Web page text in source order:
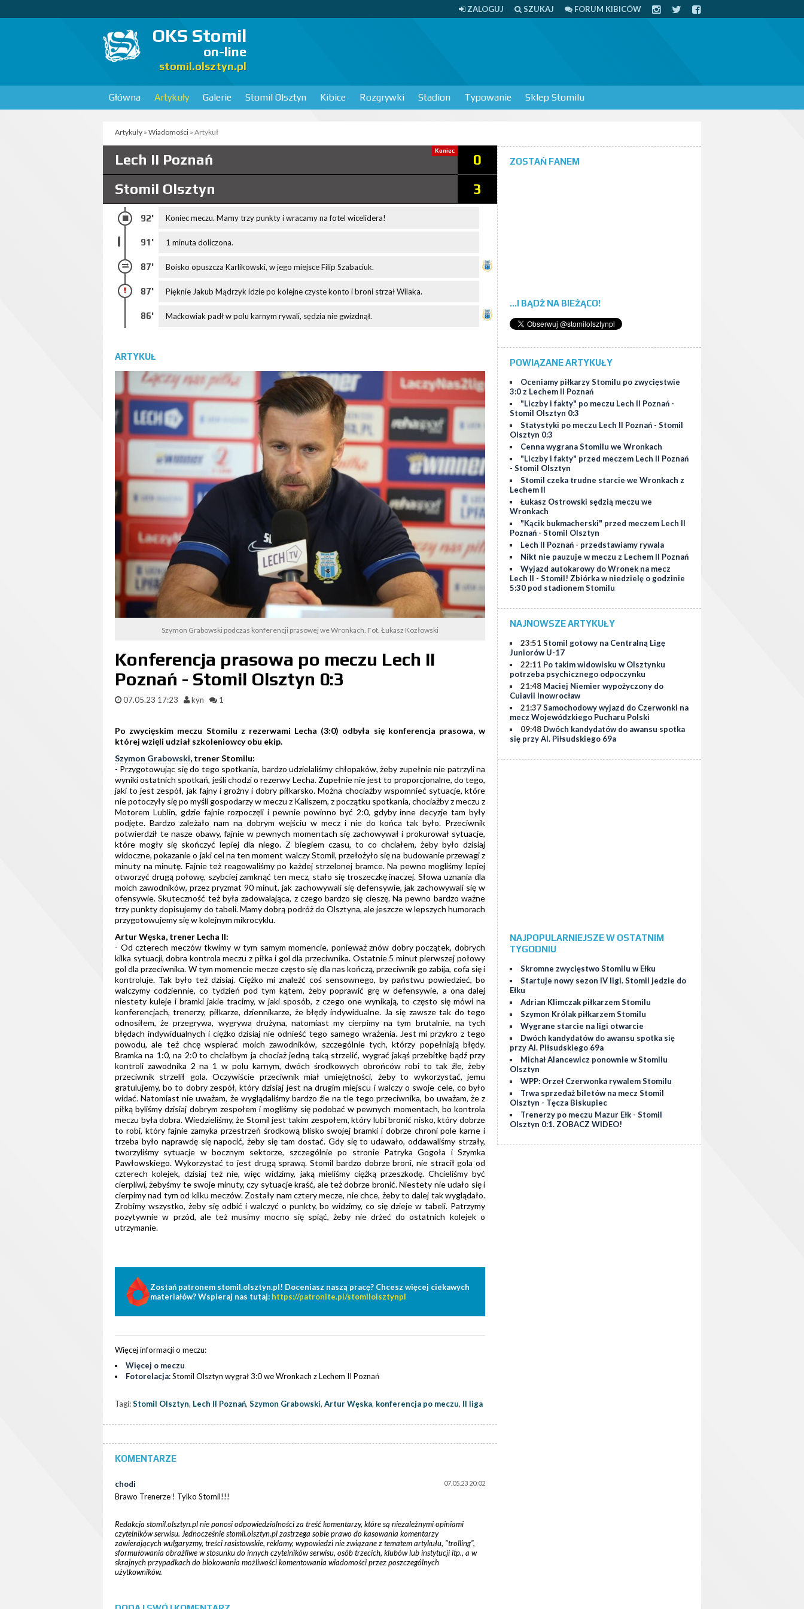
ZALOGUJ SZUKAJ FORUM KIBICÓW
OKS Stomil
on-line
stomil.olsztyn.pl
Główna Artykuły Galerie Stomil Olsztyn Kibice Rozgrywki Stadion Typowanie Sklep Stomilu
Artykuły » Wiadomości » Artykuł
Koniec
Lech II Poznań
0
Stomil Olsztyn
3
92' Koniec meczu. Mamy trzy punkty i wracamy na fotel wicelidera!
91' 1 minuta doliczona.
87' Boisko opuszcza Karlikowski, w jego miejsce Filip Szabaciuk.
87' Pięknie Jakub Mądrzyk idzie po kolejne czyste konto i broni strzał Wilaka.
86' Maćkowiak padł w polu karnym rywali, sędzia nie gwizdnął.
ARTYKUŁ
Szymon Grabowski podczas konferencji prasowej we Wronkach. Fot. Łukasz Kozłowski
Konferencja prasowa po meczu Lech II
Poznań - Stomil Olsztyn 0:3
07.05.23 17:23 kyn 1
Po zwycięskim meczu Stomilu z rezerwami Lecha (3:0) odbyła się konferencja prasowa, w
której wzięli udział szkoleniowcy obu ekip.
Szymon Grabowski, trener Stomilu:
- Przygotowując się do tego spotkania, bardzo udzielaliśmy chłopaków, żeby zupełnie nie patrzyli na
wyniki ostatnich spotkań, jeśli chodzi o rezerwy Lecha. Zupełnie nie jest to proporcjonalne, do tego,
jaki to jest zespół, jak fajny i groźny i dobry piłkarsko. Można chociażby wspomnieć sytuacje, które
nie potoczyły się po myśli gospodarzy w meczu z Kaliszem, z początku spotkania, chociażby z meczu z
Motorem Lublin, gdzie fajnie rozpoczęli i pewnie powinno być 2:0, gdyby inne decyzje tam były
podjęte. Bardzo zależało nam na dobrym wejściu w mecz i nie do końca tak było. Przeciwnik
potwierdził te nasze obawy, fajnie w pewnych momentach się zachowywał i prokurował sytuacje,
które mogły się skończyć lepiej dla niego. Z biegiem czasu, to co chciałem, żeby było dzisiaj
widoczne, pokazanie o jaki cel na ten moment walczy Stomil, przełożyło się na budowanie przewagi z
minuty na minutę. Fajnie też reagowaliśmy po każdej strzelonej bramce. Na pewno mogliśmy lepiej
otworzyć drugą połowę, szybciej zamknąć ten mecz, stało się troszeczkę inaczej. Słowa uznania dla
moich zawodników, przez pryzmat 90 minut, jak zachowywali się defensywie, jak zachowywali się w
ofensywie. Skuteczność też była zadowalająca, z czego bardzo się cieszę. Na pewno bardzo ważne
trzy punkty dopisujemy do tabeli. Mamy dobrą podróż do Olsztyna, ale jeszcze w lepszych humorach
przygotowujemy się w kolejnym mikrocyklu.
Artur Węska, trener Lecha II:
- Od czterech meczów tkwimy w tym samym momencie, ponieważ znów dobry początek, dobrych
kilka sytuacji, dobra kontrola meczu z piłka i gol dla przeciwnika. Ostatnie 5 minut pierwszej połowy
gol dla przeciwnika. W tym momencie mecze często się dla nas kończą, przeciwnik go zabija, cofa się i
kontroluje. Tak było też dzisiaj. Ciężko mi znaleźć coś sensownego, by państwu powiedzieć, bo
walczymy codziennie, co tydzień pod tym kątem, żeby poprawić grę w defensywie, a ona dalej
niestety kuleje i bramki jakie tracimy, w jaki sposób, z czego one wynikają, to często się mówi na
konferencjach, trenerzy, piłkarze, dziennikarze, że błędy indywidualne. Ja się zawsze tak do tego
odnosiłem, że przegrywa, wygrywa drużyna, natomiast my cierpimy na tym brutalnie, na tych
błędach indywidualnych i ciężko dzisiaj nie odnieść tego samego wrażenia. Jest mi przykro z tego
powodu, ale też chcę wspierać moich zawodników, szczególnie tych, którzy popełniają błędy.
Bramka na 1:0, na 2:0 to chciałbym ja chociaż jedną taką strzelić, wygrać jakąś przebitkę bądź przy
kontroli zawodnika 2 na 1 w polu karnym, dwóch środkowych obrońców robi to tak źle, żeby
przeciwnik strzelił gola. Oczywiście przeciwnik miał umiejętności, żeby to wykorzystać, jemu
gratulujemy, bo to dobry zespół, który dzisiaj jest na drugim miejscu i walczy o swoje cele, co było
widać. Natomiast nie uważam, że wyglądaliśmy bardzo źle na tle tego przeciwnika, bo uważam, że z
piłką byliśmy dzisiaj dobrym zespołem i mogliśmy się podobać w pewnych momentach, bo kontrola
meczu była dobra. Wiedzieliśmy, że Stomil jest takim zespołem, który lubi bronić nisko, który dobrze
to robi, który fajnie zamyka przestrzeń środkową blisko swojej bramki i dobrze chroni pole karne i
trzeba było naprawdę się napocić, żeby się tam dostać. Gdy się to udawało, oddawaliśmy strzały,
tworzyliśmy sytuacje w bocznym sektorze, szczególnie po stronie Patryka Gogoła i Szymka
Pawłowskiego. Wykorzystać to jest drugą sprawą. Stomil bardzo dobrze broni, nie stracił gola od
czterech kolejek, dzisiaj też nie, więc widzimy, jaką mieliśmy ciężką przeszkodę. Chcieliśmy być
cierpliwi, żebyśmy te swoje minuty, czy sytuacje kraść, ale też dobrze bronić. Niestety nie udało się i
cierpimy nad tym od kilku meczów. Zostały nam cztery mecze, nie chce, żeby to dalej tak wyglądało.
Zrobimy wszystko, żeby się odbić i walczyć o punkty, bo widzimy, co się dzieje w tabeli. Patrzymy
pozytywnie w przód, ale też musimy mocno się spiąć, żeby nie drżeć do ostatnich kolejek o
utrzymanie.
Zostań patronem stomil.olsztyn.pl! Doceniasz naszą pracę? Chcesz więcej ciekawych
materiałów? Wspieraj nas tutaj: https://patronite.pl/stomilolsztynpl
Więcej informacji o meczu:
Więcej o meczu
Fotorelacja:Stomil Olsztyn wygrał 3:0 we Wronkach z Lechem II Poznań
Tagi:Stomil Olsztyn, Lech II Poznań, Szymon Grabowski, Artur Węska, konferencja po meczu, II liga
KOMENTARZE
07.05.23 20:02
chodi
Brawo Trenerze ! Tylko Stomil!!!
Redakcja stomil.olsztyn.pl nie ponosi odpowiedzialności za treść komentarzy, które są niezależnymi opiniami
czytelników serwisu. Jednocześnie stomil.olsztyn.pl zastrzega sobie prawo do kasowania komentarzy
zawierających wulgaryzmy, treści rasistowskie, reklamy, wypowiedzi nie związane z tematem artykułu, "trolling",
sformułowania obraźliwe w stosunku do innych czytelników serwisu, osób trzecich, klubów lub instytucji itp., a w
skrajnych przypadkach do blokowania możliwości komentowania wiadomości przez poszczególnych
użytkowników.
ZOSTAŃ FANEM
...I BĄDŹ NA BIEŻĄCO!
POWIĄZANE ARTYKUŁY
Oceniamy piłkarzy Stomilu po zwycięstwie
3:0 z Lechem II Poznań
"Liczby i fakty" po meczu Lech II Poznań -
Stomil Olsztyn 0:3
Statystyki po meczu Lech II Poznań - Stomil
Olsztyn 0:3
Cenna wygrana Stomilu we Wronkach
"Liczby i fakty" przed meczem Lech II Poznań
- Stomil Olsztyn
Stomil czeka trudne starcie we Wronkach z
Lechem II
Łukasz Ostrowski sędzią meczu we
Wronkach
"Kącik bukmacherski" przed meczem Lech II
Poznań - Stomil Olsztyn
Lech II Poznań - przedstawiamy rywala
Nikt nie pauzuje w meczu z Lechem II Poznań
Wyjazd autokarowy do Wronek na mecz
Lech II - Stomil! Zbiórka w niedzielę o godzinie
5:30 pod stadionem Stomilu
NAJNOWSZE ARTYKUŁY
23:51 Stomil gotowy na Centralną Ligę
Juniorów U-17
22:11 Po takim widowisku w Olsztynku
potrzeba psychicznego odpoczynku
21:48 Maciej Niemier wypożyczony do
Cuiavii Inowrocław
21:37Samochodowy wyjazd do Czerwonki na
mecz Wojewódzkiego Pucharu Polski
09:48 Dwóch kandydatów do awansu spotka
się przy Al. Piłsudskiego 69a
NAJPOPULARNIEJSZE W OSTATNIM
TYGODNIU
Skromne zwycięstwo Stomilu w Ełku
Startuje nowy sezon IV ligi. Stomil jedzie do
Ełku
Adrian Klimczak piłkarzem Stomilu
Szymon Królak piłkarzem Stomilu
Wygrane starcie na ligi otwarcie
Dwóch kandydatów do awansu spotka się
przy Al. Piłsudskiego 69a
Michał Alancewicz ponownie w Stomilu
Olsztyn
WPP: Orzeł Czerwonka rywalem Stomilu
Trwa sprzedaż biletów na mecz Stomil
Olsztyn - Tęcza Biskupiec
Trenerzy po meczu Mazur Ełk - Stomil
Olsztyn 0:1. ZOBACZ WIDEO!